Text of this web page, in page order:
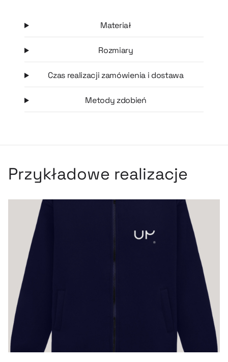
Materiał
Rozmiary
Czas realizacji zamówienia i dostawa
Metody zdobień
Przykładowe realizacje